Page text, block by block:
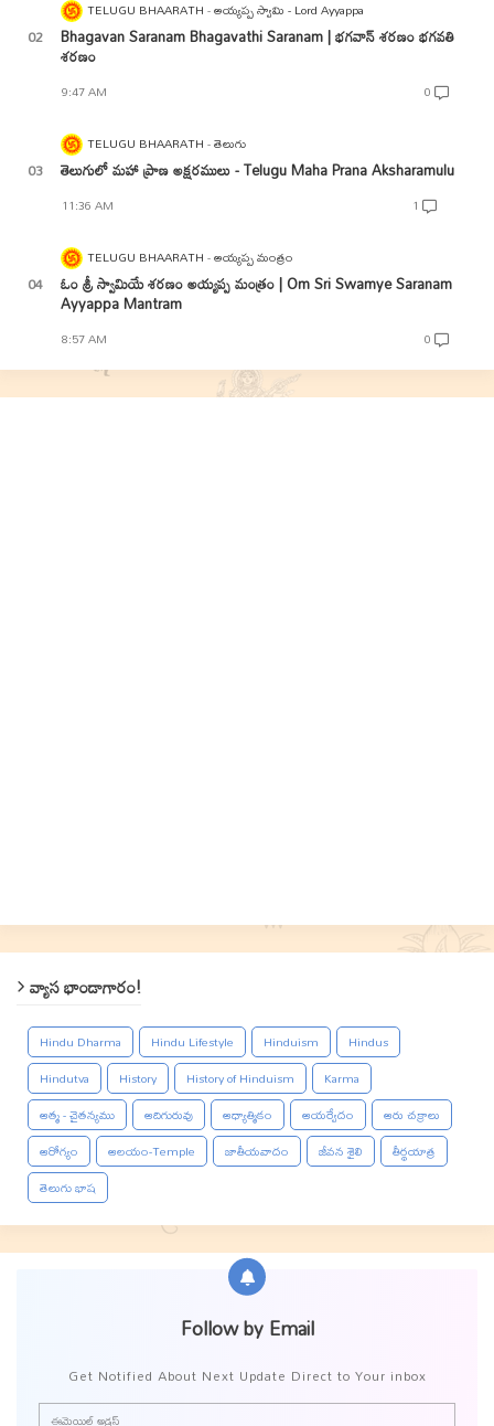
TELUGU BHAARATH అయ్యప్ప స్వామి - Lord Ayyappa
Bhagavan Saranam Bhagavathi Saranam | భగవాన్ శరణం భగవతి
శరణం
9:47 AM 0
TELUGU BHAARATH తెలుగు
తెలుగులో మహా ప్రాణ అక్షరములు - Telugu Maha Prana Aksharamulu
11:36 AM 1
TELUGU BHAARATH అయ్యప్ప మంత్రం
ఓం శ్రీ స్వామియే శరణం అయ్యప్ప మంత్రం | Om Sri Swamye Saranam
Ayyappa Mantram
8:57 AM 0
వ్యాస భాండాగారం!
Hindu Dharma Hindu Lifestyle Hinduism
Hindus
Hindutva
History History of Hinduism
Karma
ఆత్మ - చైతన్యము
ఆదిగురువు ఆధ్యాత్మికం ఆయర్వేదం
ఆరు చక్రాలు
ఆరోగ్యం
ఆలయం-Temple జాతీయవాదం జీవన శైలి
తీర్థయాత్ర
తెలుగు భాష
Follow by Email
Get Notified About Next Update Direct to Your inbox